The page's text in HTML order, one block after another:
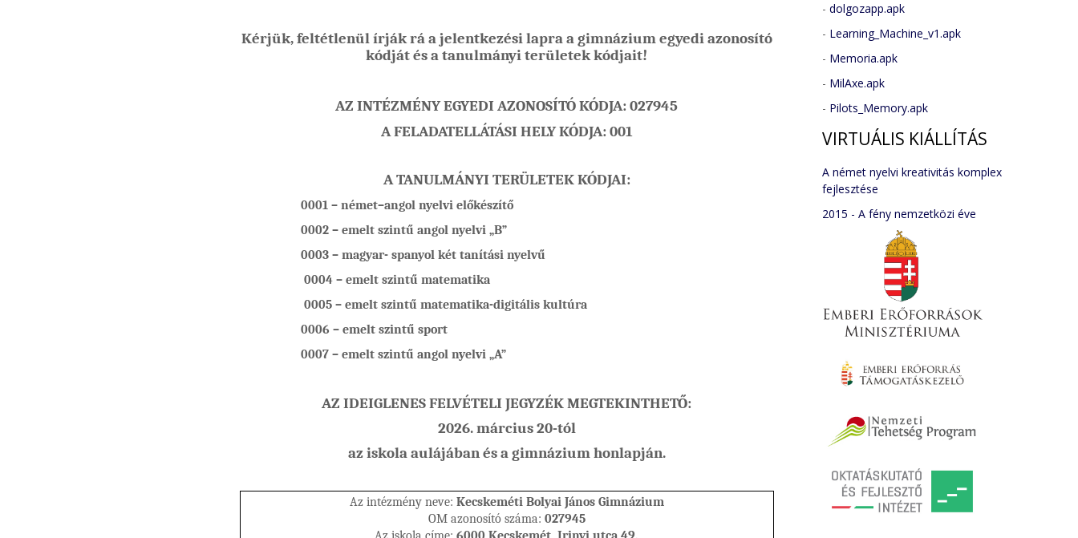
Kérjük, feltétlenül írják rá a jelentkezési lapra a gimnázium egyedi azonosító
kódját és a tanulmányi területek kódjait!
AZ INTÉZMÉNY EGYEDI AZONOSÍTÓ KÓDJA: 027945
A FELADATELLÁTÁSI HELY KÓDJA: 001
A TANULMÁNYI TERÜLETEK KÓDJAI:
0001 ­– német–angol nyelvi előkészítő
0002 – emelt szintű angol nyelvi „B”
0003 – magyar- spanyol két tanítási nyelvű
0004 – emelt szintű matematika
0005 – emelt szintű matematika-digitális kultúra
0006 – emelt szintű sport
0007 – emelt szintű angol nyelvi „A”
AZ IDEIGLENES FELVÉTELI JEGYZÉK MEGTEKINTHETŐ:
2026. március 20-tól
az iskola aulájában és a gimnázium honlapján.
Az intézmény neve: Kecskeméti Bolyai János Gimnázium
OM azonosító száma: 027945
- dolgozapp.apk
- Learning_Machine_v1.apk
- Memoria.apk
- MilAxe.apk
- Pilots_Memory.apk
VIRTUÁLIS KIÁLLÍTÁS
A német nyelvi kreativitás komplex
fejlesztése
2015 - A fény nemzetközi éve